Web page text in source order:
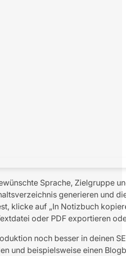
Sprache, Zielgruppe
generieren und
klicke auf „In Notizbuch
oder PDF exportieren
noch besser in deinen
und beispielsweise einen